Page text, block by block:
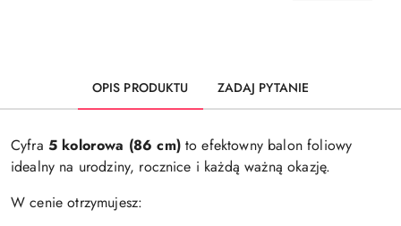
OPIS PRODUKTU ZADAJ PYTANIE
Cyfra 5 kolorowa (86 cm)to efektowny balon foliowy
idealny na urodziny, rocznice i każdą ważną okazję.
W cenie otrzymujesz: